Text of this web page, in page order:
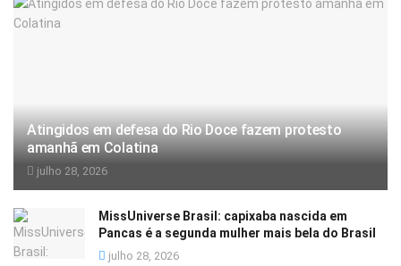
Atingidos em defesa do Rio Doce fazem protesto
amanhã em Colatina
julho 28, 2026
MissUniverse Brasil: capixaba nascida em
Pancas é a segunda mulher mais bela do Brasil
julho 28, 2026